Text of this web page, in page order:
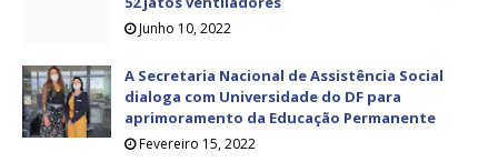
Junho 10, 2022
A Secretaria Nacional de Assistência Social
dialoga com Universidade do DF para
aprimoramento da Educação Permanente
Fevereiro 15, 2022